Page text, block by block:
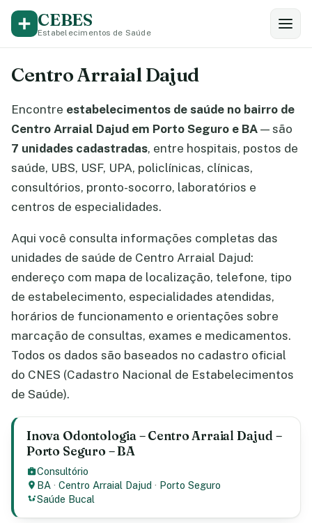
CEBES
Estabelecimentos de Saúde
Centro Arraial Dajud
Encontre estabelecimentos de saúde no bairro de
Centro Arraial Dajud em Porto Seguro e BA — são
7 unidades cadastradas, entre hospitais, postos de
saúde, UBS, USF, UPA, policlínicas, clínicas,
consultórios, pronto-socorro, laboratórios e
centros de especialidades.
Aqui você consulta informações completas das
unidades de saúde de Centro Arraial Dajud:
endereço com mapa de localização, telefone, tipo
de estabelecimento, especialidades atendidas,
horários de funcionamento e orientações sobre
marcação de consultas, exames e medicamentos.
Todos os dados são baseados no cadastro oficial
do CNES (Cadastro Nacional de Estabelecimentos
de Saúde).
Inova Odontologia – Centro Arraial Dajud –
Porto Seguro – BA
Consultório
BA ·Centro Arraial Dajud · Porto Seguro
Saúde Bucal